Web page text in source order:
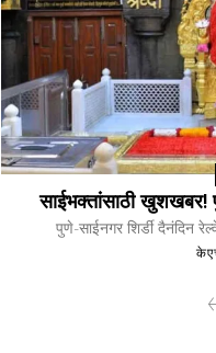
साईभक्तांसाठी खुशखबर!
पुणे-साईनगर शिर्डी दैनंदिन